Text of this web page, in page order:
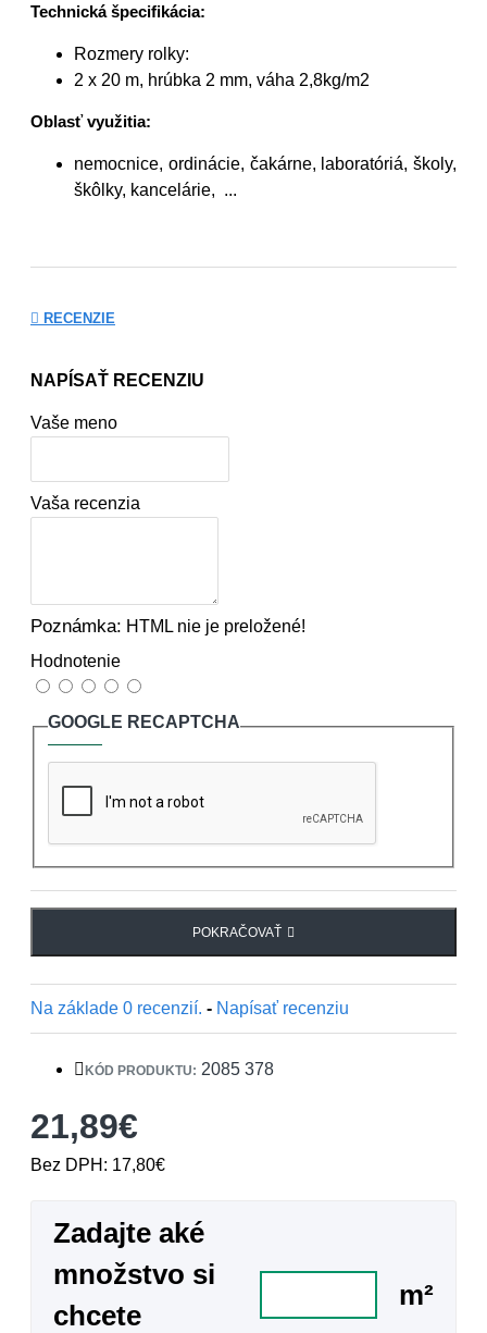
Technická špecifikácia:
Rozmery rolky:
2 x 20 m, hrúbka 2 mm, váha 2,8kg/m2
Oblasť využitia:
nemocnice, ordinácie, čakárne, laboratóriá, školy,
škôlky, kancelárie, ...
RECENZIE
NAPÍSAŤ RECENZIU
Vaše meno
Vaša recenzia
Poznámka: HTML nie je preložené!
Hodnotenie
GOOGLE RECAPTCHA
POKRAČOVAŤ
Na základe 0 recenzií. - Napísať recenziu
21,89€
Bez DPH: 17,80€
KÓD PRODUKTU: 2085 378
Zadajte aké
množstvo si
chcete
m²